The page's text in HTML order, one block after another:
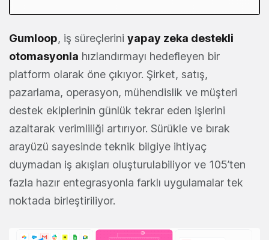
Gumloop, iş süreçlerini yapay zeka destekli
otomasyonla hızlandırmayı hedefleyen bir
platform olarak öne çıkıyor. Şirket, satış,
pazarlama, operasyon, mühendislik ve müşteri
destek ekiplerinin günlük tekrar eden işlerini
azaltarak verimliliği artırıyor. Sürükle ve bırak
arayüzü sayesinde teknik bilgiye ihtiyaç
duymadan iş akışları oluşturulabiliyor ve 105’ten
fazla hazır entegrasyonla farklı uygulamalar tek
noktada birleştiriliyor.